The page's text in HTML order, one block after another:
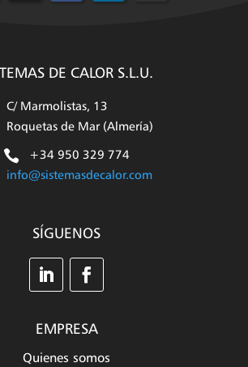
DE CALOR S.L.U.
C/ Marmolistas, 13
Roquetas de Mar (Almería)
 +34 950 329 774
info@sistemasdecalor.com
SÍGUENOS
EMPRESA
Quienes somos